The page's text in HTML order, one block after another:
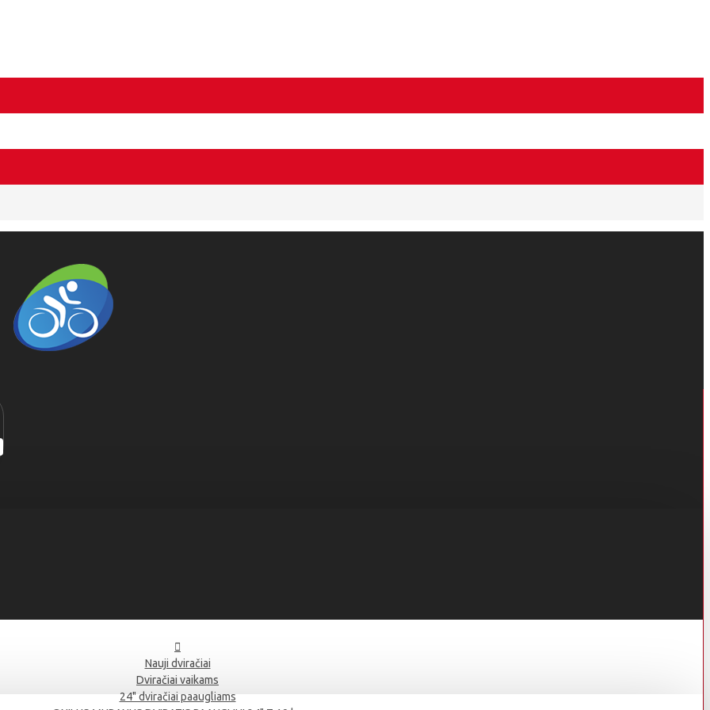
Nauji dviračiai
Dviračiai vaikams
24" dviračiai paaugliams